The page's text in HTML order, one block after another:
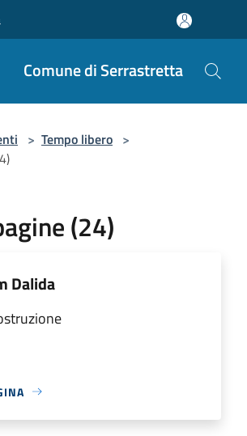
Comune di Serrastretta
> Tempo libero >
(24)
Dalida